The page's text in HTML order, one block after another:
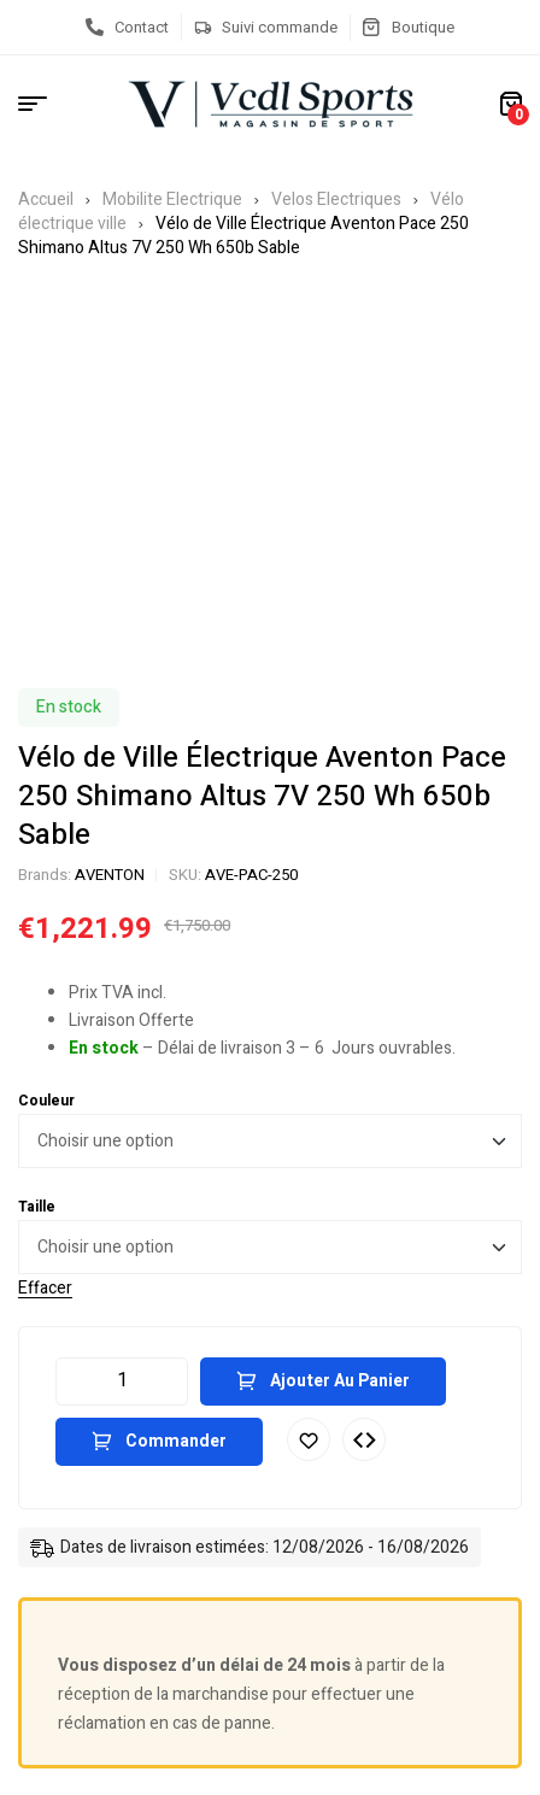
Contact Suivi commande Boutique
0
Accueil Mobilite Electrique Velos Electriques
Vélo
électrique ville
Vélo de Ville Électrique Aventon Pace 250
Shimano Altus 7V 250 Wh 650b Sable
En stock
Vélo de Ville Électrique Aventon Pace
250 Shimano Altus 7V 250 Wh 650b
Sable
Brands: AVENTON SKU: AVE-PAC-250
€1,750.00
€1,221.99
Prix TVA incl.
Livraison Offerte
En stock– Délai de livraison 3 – 6 Jours ouvrables.
Couleur
Taille
Effacer
Ajouter Au Panier
Commander
Dates de livraison estimées: 12/08/2026 - 16/08/2026
Vous disposez d’un délai de 24 moisà partir de la
réception de la marchandise pour effectuer une
réclamation en cas de panne.